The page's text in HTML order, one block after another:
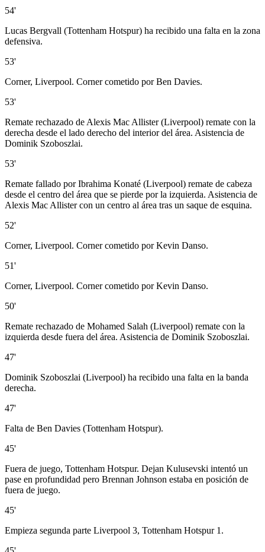
54'
Lucas Bergvall (Tottenham Hotspur) ha recibido una falta en la zona
defensiva.
53'
Corner, Liverpool. Corner cometido por Ben Davies.
53'
Remate rechazado de Alexis Mac Allister (Liverpool) remate con la
derecha desde el lado derecho del interior del área. Asistencia de
Dominik Szoboszlai.
53'
Remate fallado por Ibrahima Konaté (Liverpool) remate de cabeza
desde el centro del área que se pierde por la izquierda. Asistencia de
Alexis Mac Allister con un centro al área tras un saque de esquina.
52'
Corner, Liverpool. Corner cometido por Kevin Danso.
51'
Corner, Liverpool. Corner cometido por Kevin Danso.
50'
Remate rechazado de Mohamed Salah (Liverpool) remate con la
izquierda desde fuera del área. Asistencia de Dominik Szoboszlai.
47'
Dominik Szoboszlai (Liverpool) ha recibido una falta en la banda
derecha.
47'
Falta de Ben Davies (Tottenham Hotspur).
45'
Fuera de juego, Tottenham Hotspur. Dejan Kulusevski intentó un
pase en profundidad pero Brennan Johnson estaba en posición de
fuera de juego.
45'
Empieza segunda parte Liverpool 3, Tottenham Hotspur 1.